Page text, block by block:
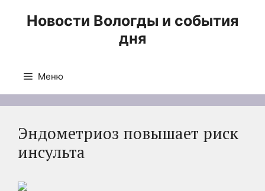
Новости Вологды и события
дня
Меню
Эндометриоз повышает риск
инсульта